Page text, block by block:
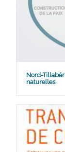
Nord-
naturelles